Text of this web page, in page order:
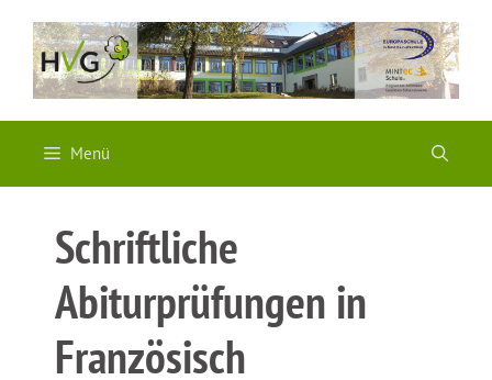
Inhalt
springen
Menü
Schriftliche
Abiturprüfungen in
Französisch